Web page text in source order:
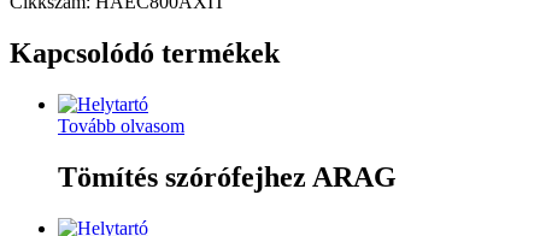
Kapcsolódó termékek
Tovább olvasom
Tömítés szórófejhez ARAG